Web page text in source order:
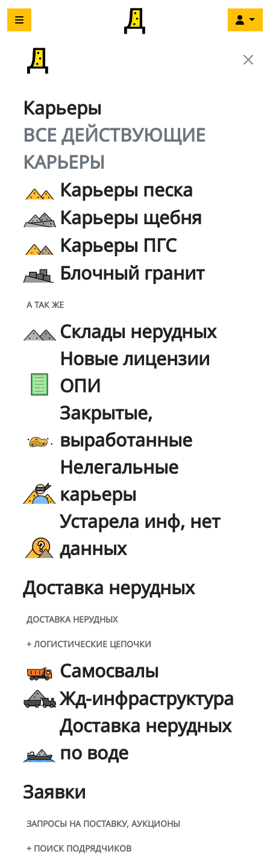
Карьеры
ВСЕ ДЕЙСТВУЮЩИЕ
КАРЬЕРЫ
Карьеры песка
Карьеры щебня
Карьеры ПГС
Блочный гранит
А ТАК ЖЕ
Склады нерудных
Новые лицензии
ОПИ
Закрытые,
выработанные
Нелегальные
карьеры
Устарела инф, нет
данных
Доставка нерудных
ДОСТАВКА НЕРУДНЫХ
+ ЛОГИСТИЧЕСКИЕ ЦЕПОЧКИ
Самосвалы
Жд-инфраструктура
Доставка нерудных
по воде
Заявки
ЗАПРОСЫ НА ПОСТАВКУ, АУКЦИОНЫ
+ ПОИСК ПОДРЯДЧИКОВ